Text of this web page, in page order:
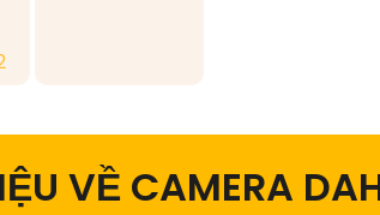
VỀ CAMERA